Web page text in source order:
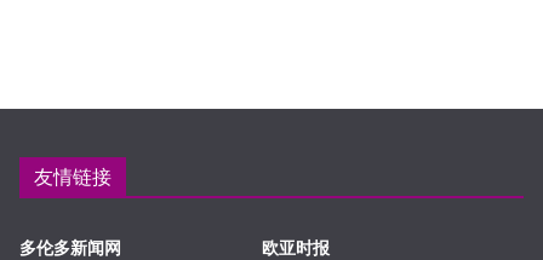
友情链接
多伦多新闻网 欧亚时报